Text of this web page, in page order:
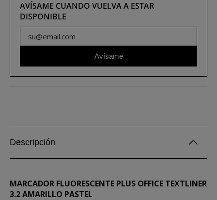
AVÍSAME CUANDO VUELVA A ESTAR
DISPONIBLE
Avísame
Descripción
MARCADOR FLUORESCENTE PLUS OFFICE TEXTLINER
3.2 AMARILLO PASTEL